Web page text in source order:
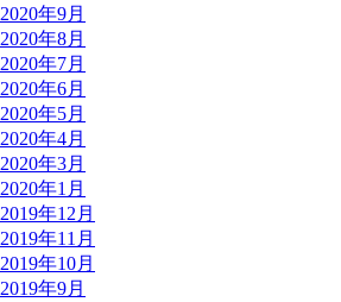
2020年9月
2020年8月
2020年7月
2020年6月
2020年5月
2020年4月
2020年3月
2020年1月
2019年12月
2019年11月
2019年10月
2019年9月